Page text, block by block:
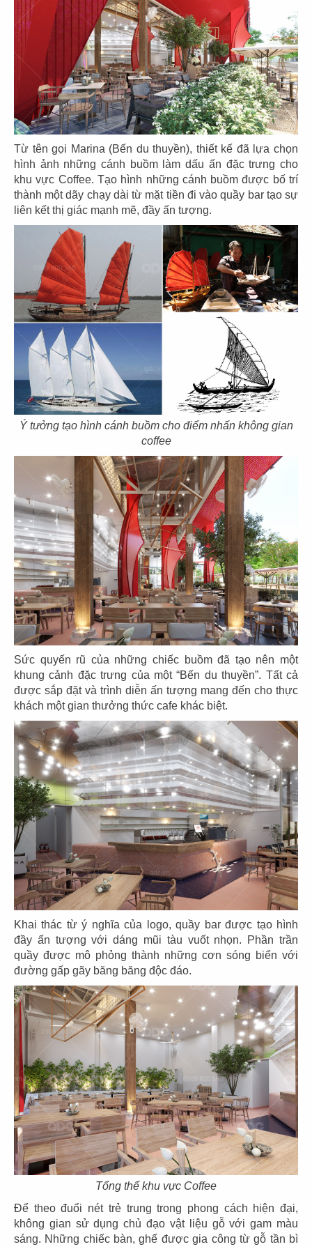
Từ tên gọi Marina (Bến du thuyền), thiết kế đã lựa chọn
hình ảnh những cánh buồm làm dấu ấn đặc trưng cho
khu vực Coffee. Tạo hình những cánh buồm được bố trí
thành một dãy chạy dài từ mặt tiền đi vào quầy bar tạo sự
liên kết thị giác mạnh mẽ, đầy ấn tượng.
Ý tưởng tạo hình cánh buồm cho điểm nhấn không gian
coffee
Sức quyến rũ của những chiếc buồm đã tạo nên một
khung cảnh đặc trưng của một “Bến du thuyền”. Tất cả
được sắp đặt và trình diễn ấn tượng mang đến cho thực
khách một gian thưởng thức cafe khác biệt.
Khai thác từ ý nghĩa của logo, quầy bar được tạo hình
đầy ấn tượng với dáng mũi tàu vuốt nhọn. Phần trần
quầy được mô phỏng thành những cơn sóng biển với
đường gấp gãy băng băng độc đáo.
Tổng thể khu vực Coffee
Để theo đuổi nét trẻ trung trong phong cách hiện đại,
không gian sử dụng chủ đạo vật liệu gỗ với gam màu
sáng. Những chiếc bàn, ghế được gia công từ gỗ tần bì
17
DRAGON HOTPOT
18
DRAGON HOTPOT
DRAGON HOTPOT
CN Landmark 81
20
DRAGON HOTPOT
CN Trần Quang Khải
21
SAN FU LOU
CN Hikari - Bình Dương
SAN FU LOU
CN Vincom Đồng Khởi
23
HOÀNG TÂM
CN Vinhomes - Q. Bình Thạnh
24
HOÀNG TÂM
CN Nguyễn Cảnh Chân - Q.1
25
EL GAUCHO
CN Phú Mỹ Hưng
26
EL GAUCHO
CN Hikari - Bình Dương
27
EL GAUCHO
CN Xuân Thủy Q.2
28
EL GAUCHO
CN Vincom Long Biên
29
EL GAUCHO
CN Lotte Mall - Tây Hồ
30
EL GAUCHO
CN Wink Hotel - Đà Nẵng
31
EL GAUCHO
CN Tràng Tiền, Hà Nội
32
EL GAUCHO
CN Hai Bà Trưng - Q.1
33
EL GAUCHO
CN Đà Nẵng
34
EL GAUCHO
CN Lê Lợi